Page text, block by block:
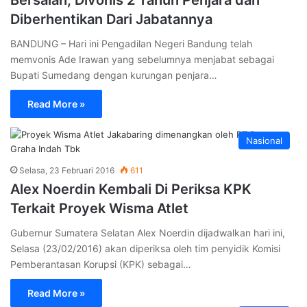
Diberhentikan Dari Jabatannya
BANDUNG – Hari ini Pengadilan Negeri Bandung telah
memvonis Ade Irawan yang sebelumnya menjabat sebagai
Bupati Sumedang dengan kurungan penjara…
Read More »
Nasional
Selasa, 23 Februari 2016 611
Alex Noerdin Kembali Di Periksa KPK
Terkait Proyek Wisma Atlet
Gubernur Sumatera Selatan Alex Noerdin dijadwalkan hari ini,
Selasa (23/02/2016) akan diperiksa oleh tim penyidik Komisi
Pemberantasan Korupsi (KPK) sebagai…
Read More »